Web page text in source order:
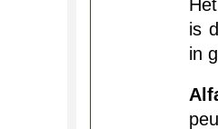
is
in